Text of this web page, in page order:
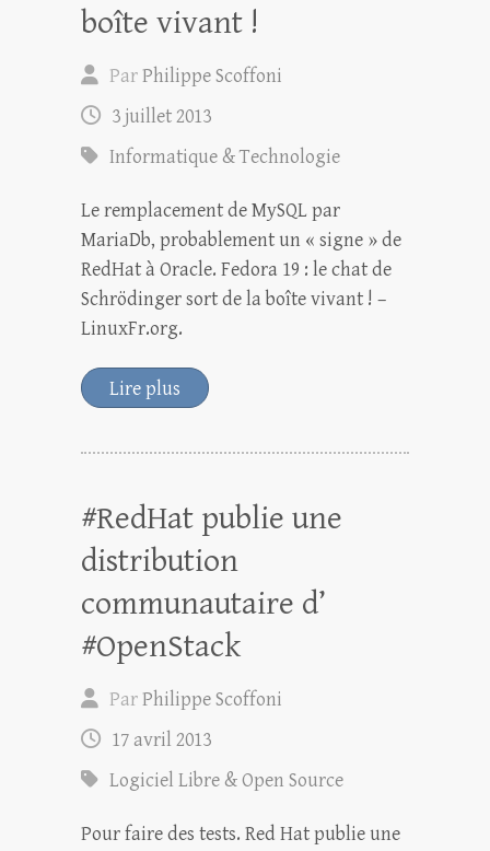
boîte vivant !
ParPhilippe Scoffoni
3 juillet 2013
Informatique & Technologie
Le remplacement de MySQL par
MariaDb, probablement un « signe » de
RedHat à Oracle. Fedora 19 : le chat de
Schrödinger sort de la boîte vivant ! –
LinuxFr.org.
Lire plus
#RedHat publie une
distribution
communautaire d’
#OpenStack
ParPhilippe Scoffoni
17 avril 2013
Logiciel Libre & Open Source
Pour faire des tests. Red Hat publie une